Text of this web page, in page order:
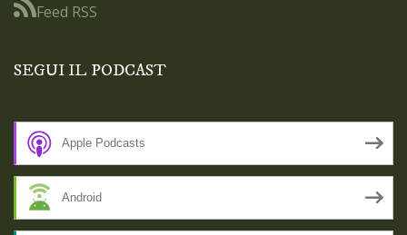
Feed RSS
SEGUI IL PODCAST
Apple Podcasts
Android